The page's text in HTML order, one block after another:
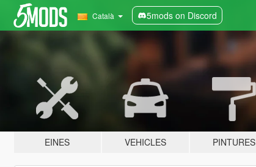
Català 5mods on Discord
EINES VEHICLES PINTURES